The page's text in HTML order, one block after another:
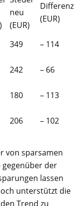
neu
(EUR)
Differenz
(EUR)
349
– 114
242
– 66
180
– 113
206
– 102
von sparsamen
gegenüber der
lassen
unterstützt die
Trend zu